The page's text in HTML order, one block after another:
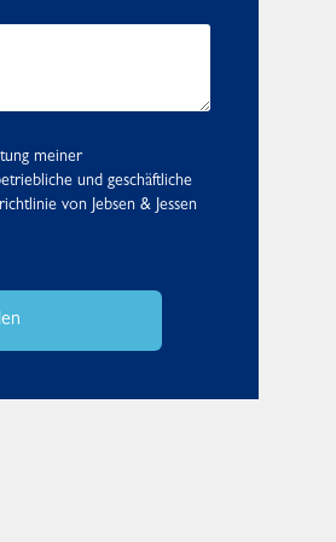
meiner
und geschäftliche
von Jebsen & Jessen